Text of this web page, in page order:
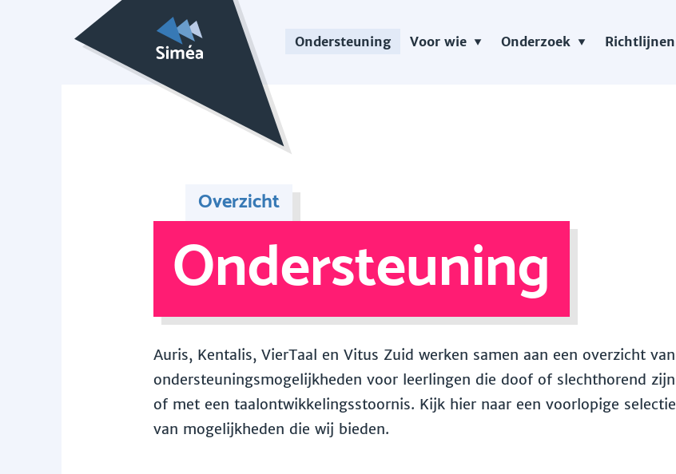
Ondersteuning Voor wie Onderzoek Richtlijnen
Overzicht
Ondersteuning
Auris, Kentalis, VierTaal en Vitus Zuid werken samen aan een overzicht van
ondersteuningsmogelijkheden voor leerlingen die doof of slechthorend zijn
of met een taalontwikkelingsstoornis. Kijk hier naar een voorlopige selectie
van mogelijkheden die wij bieden.